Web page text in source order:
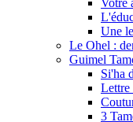
Votre
Une
Le Ohel :
Guimel
Si'ha
Lettre
3